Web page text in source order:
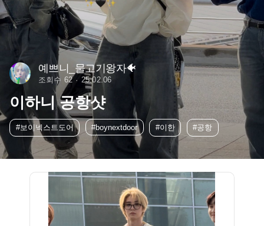
예쁘니_물고기왕자🐠
조회수 62 25.02.06
이하니 공항샷
#보이넥스트도어 #boynextdoor #이한 #공항